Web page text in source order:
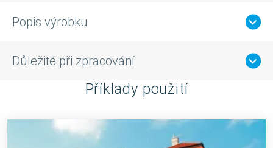
Popis výrobku
Důležité při zpracování
Příklady použití